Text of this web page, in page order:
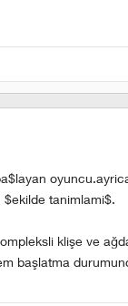
$ekilde tanimlami$.
klişe ve
başlatma